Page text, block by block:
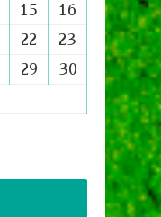
15
16
22
23
29
30